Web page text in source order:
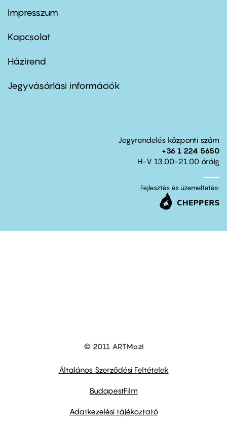
Footer
first
Impresszum
Kapcsolat
Footer
second
Házirend
Jegyvásárlási információk
Jegyrendelés központi szám
+36 1 224 5650
H-V 13.00-21.00 óráig
Fejlesztés és üzemeltetés:
© 2011 ARTMozi
Általános Szerződési Feltételek
BudapestFilm
Adatkezelési tájékoztató